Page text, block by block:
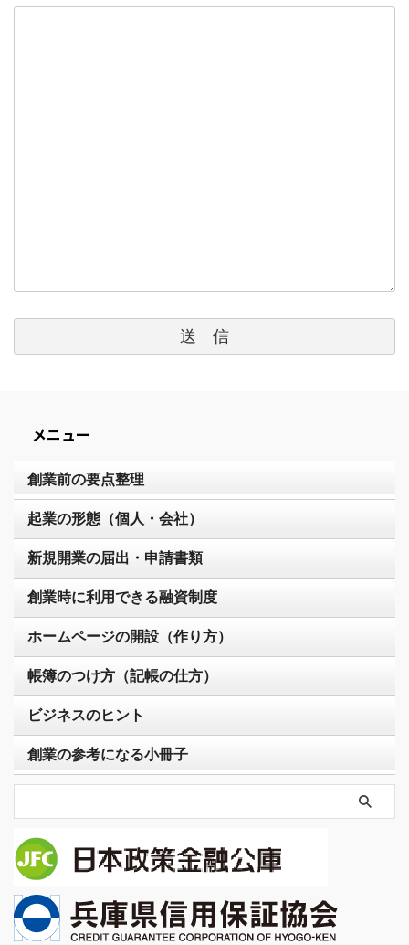
メニュー
創業前の要点整理
起業の形態（個人・会社）
新規開業の届出・申請書類
創業時に利用できる融資制度
ホームページの開設（作り方）
帳簿のつけ方（記帳の仕方）
ビジネスのヒント
創業の参考になる小冊子